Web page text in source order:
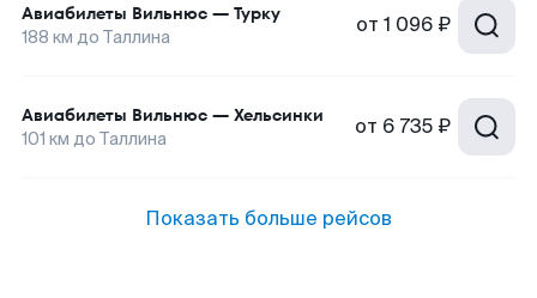
Авиабилеты Вильнюс — Турку
188 км до Таллина от 1 096 ₽
Авиабилеты Вильнюс — Хельсинки
101 км до Таллина от 6 735 ₽
Показать больше рейсов